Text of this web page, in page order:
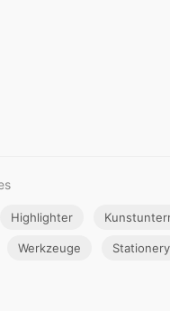
Highlighter
Werkzeuge Stationery